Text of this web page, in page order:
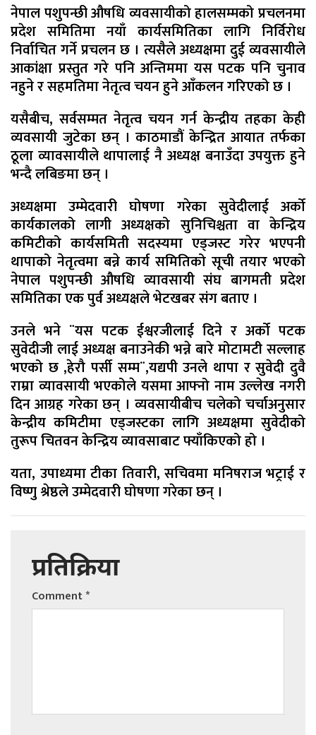
नेपाल पशुपन्छी औषधि व्यवसायीको हालसम्मको प्रचलनमा
प्रदेश समितिमा नयाँ कार्यसमितिका लागि निर्विरोध
निर्वाचित गर्ने प्रचलन छ । त्यसैले अध्यक्षमा दुई व्यवसायीले
आकांक्षा प्रस्तुत गरे पनि अन्तिममा यस पटक पनि चुनाव
नहुने र सहमतिमा नेतृत्व चयन हुने आँकलन गरिएको छ ।
यसैबीच, सर्वसम्मत नेतृत्व चयन गर्न केन्द्रीय तहका केही
व्यवसायी जुटेका छन् । काठमाडौं केन्द्रित आयात तर्फका
ठूला व्यावसायीले थापालाई नै अध्यक्ष बनाउँदा उपयुक्त हुने
भन्दै लबिङमा छन् ।
अध्यक्षमा उम्मेदवारी घोषणा गरेका सुवेदीलाई अर्को
कार्यकालको लागी अध्यक्षको सुनिचिश्चता वा केन्द्रिय
कमिटीको कार्यसमिती सदस्यमा एड्जस्ट गरेर भएपनी
थापाको नेतृत्वमा बन्ने कार्य समितिको सूची तयार भएको
नेपाल पशुपन्छी औषधि व्यावसायी संघ बागमती प्रदेश
समितिका एक पुर्व अध्यक्षले भेटखबर संग बताए ।
उनले भने ¨यस पटक ईश्वरजीलाई दिने र अर्को पटक
सुवेदीजी लाई अध्यक्ष बनाउनेकी भन्ने बारे मोटामटी सल्लाह
भएको छ ,हेरौ पर्सी सम्म¨,यद्यपी उनले थापा र सुवेदी दुवै
राम्रा व्यावसायी भएकोले यसमा आफ्नो नाम उल्लेख नगरी
दिन आग्रह गरेका छन् । व्यवसायीबीच चलेको चर्चाअनुसार
केन्द्रीय कमिटीमा एड्जस्टका लागि अध्यक्षमा सुवेदीको
तुरूप चितवन केन्द्रिय व्यावसाबाट फ्याँकिएको हो ।
यता, उपाध्यमा टीका तिवारी, सचिवमा मनिषराज भट्राई र
विष्णु श्रेष्ठले उम्मेदवारी घोषणा गरेका छन् ।
प्रतिक्रिया
Comment*